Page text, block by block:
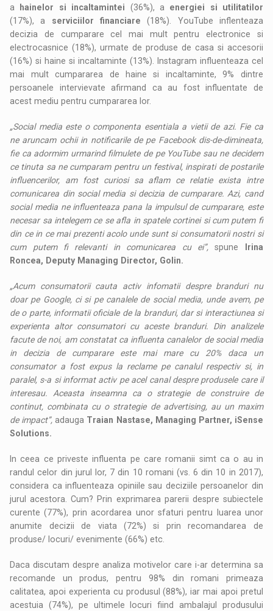
a
hainelor si incaltamintei (36%), a energiei si utilitatilor
(17%), a serviciilor financiare (18%). YouTube inflenteaza
decizia de cumparare cel mai mult pentru electronice si
electrocasnice (18%), urmate de produse de casa si accesorii
(16%) si haine si incaltaminte (13%). Instagram influenteaza cel
mai mult cumpararea de haine si incaltaminte, 9% dintre
persoanele intervievate afirmand ca au fost influentate de
acest mediu pentru cumpararea lor.
„Social media este o componenta esentiala a vietii de azi. Fie ca
ne aruncam ochii in notificarile de pe Facebook dis-de-dimineata,
fie ca adormim urmarind filmulete de pe YouTube sau ne decidem
ce tinuta sa ne cumparam pentru un festival, inspirati de postarile
influencerilor, am fost curiosi sa aflam ce relatie exista intre
comunicarea din social media si decizia de cumparare. Azi, cand
social media ne influenteaza pana la impulsul de cumparare, este
necesar sa intelegem ce se afla in spatele cortinei si cum putem fi
din ce in ce mai prezenti acolo unde sunt si consumatorii nostri si
cum putem fi relevanti in comunicarea cu ei”,spune
Irina
Roncea, Deputy Managing Director, Golin.
„Acum consumatorii cauta activ infomatii despre branduri nu
doar pe Google, ci si pe canalele de social media, unde avem, pe
de o parte, informatii oficiale de la branduri, dar si interactiunea si
experienta altor consumatori cu aceste branduri. Din analizele
facute de noi, am constatat ca influenta canalelor de social media
in decizia de cumparare este mai mare cu 20% daca un
consumator a fost expus la reclame pe canalul respectiv si, in
paralel, s-a si informat activ pe acel canal despre produsele care il
interesau. Aceasta inseamna ca o strategie de construire de
continut, combinata cu o strategie de advertising, au un maxim
de impact”,adauga Traian Nastase, Managing Partner, iSense
Solutions.
In ceea ce priveste influenta pe care romanii simt ca o au in
randul celor din jurul lor, 7 din 10 romani (vs. 6 din 10 in 2017),
considera ca influenteaza opiniile sau deciziile persoanelor din
jurul acestora. Cum? Prin exprimarea parerii despre subiectele
curente (77%), prin acordarea unor sfaturi pentru luarea unor
anumite decizii de viata (72%) si prin recomandarea de
produse/ locuri/ evenimente (66%) etc.
Daca discutam despre analiza motivelor care i-ar determina sa
recomande un produs, pentru 98% din romani primeaza
calitatea, apoi experienta cu produsul (88%), iar mai apoi pretul
acestuia (74%), pe ultimele locuri fiind ambalajul produsului